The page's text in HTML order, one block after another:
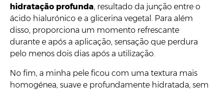
hidratação profunda, resultado da junção entre o
ácido hialurónico e a glicerina vegetal. Para além
disso, proporciona um momento refrescante
durante e após a aplicação, sensação que perdura
pelo menos dois dias após a utilização.
No fim, a minha pele ficou com uma textura mais
homogénea, suave e profundamente hidratada, sem